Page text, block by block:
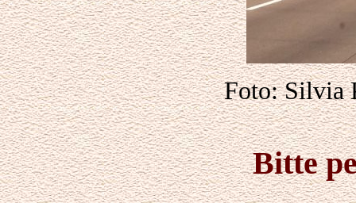
Foto: Silvia
Bitte